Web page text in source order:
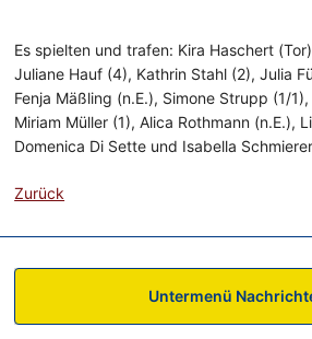
Es spielten und trafen: Kira Haschert
Juliane Hauf (4), Kathrin Stahl (2), Julia
Fenja Mäßling (n.E.), Simone Strupp (1/
Miriam Müller (1), Alica Rothmann (n.E.),
Domenica Di Sette und Isabella
Zurück
Untermenü